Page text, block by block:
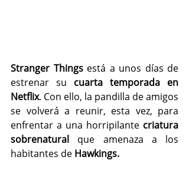
Stranger Things está a unos días de
estrenar su cuarta temporada en
Netflix. Con ello, la pandilla de amigos
se volverá a reunir, esta vez, para
enfrentar a una horripilante criatura
sobrenatural que amenaza a los
habitantes de Hawkings.